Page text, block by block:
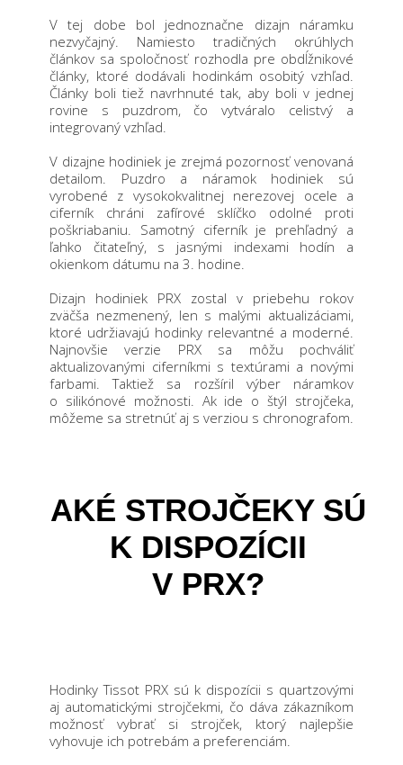
V tej dobe bol jednoznačne dizajn náramku
nezvyčajný. Namiesto tradičných okrúhlych
článkov sa spoločnosť rozhodla pre obdĺžnikové
články, ktoré dodávali hodinkám osobitý vzhľad.
Články boli tiež navrhnuté tak, aby boli v jednej
rovine s puzdrom, čo vytváralo celistvý a
integrovaný vzhľad.
V dizajne hodiniek je zrejmá pozornosť venovaná
detailom. Puzdro a náramok hodiniek sú
vyrobené z vysokokvalitnej nerezovej ocele a
ciferník chráni zafírové sklíčko odolné proti
poškriabaniu. Samotný ciferník je prehľadný a
ľahko čitateľný, s jasnými indexami hodín a
okienkom dátumu na 3. hodine.
Dizajn hodiniek PRX zostal v priebehu rokov
zväčša nezmenený, len s malými aktualizáciami,
ktoré udržiavajú hodinky relevantné a moderné.
Najnovšie verzie PRX sa môžu pochváliť
aktualizovanými ciferníkmi s textúrami a novými
farbami. Taktiež sa rozšíril výber náramkov
o silikónové možnosti. Ak ide o štýl strojčeka,
môžeme sa stretnúť aj s verziou s chronografom.
AKÉ STROJČEKY SÚ
K DISPOZÍCII
V PRX?
Hodinky Tissot PRX sú k dispozícii s quartzovými
aj automatickými strojčekmi, čo dáva zákazníkom
možnosť vybrať si strojček, ktorý najlepšie
vyhovuje ich potrebám a preferenciám.